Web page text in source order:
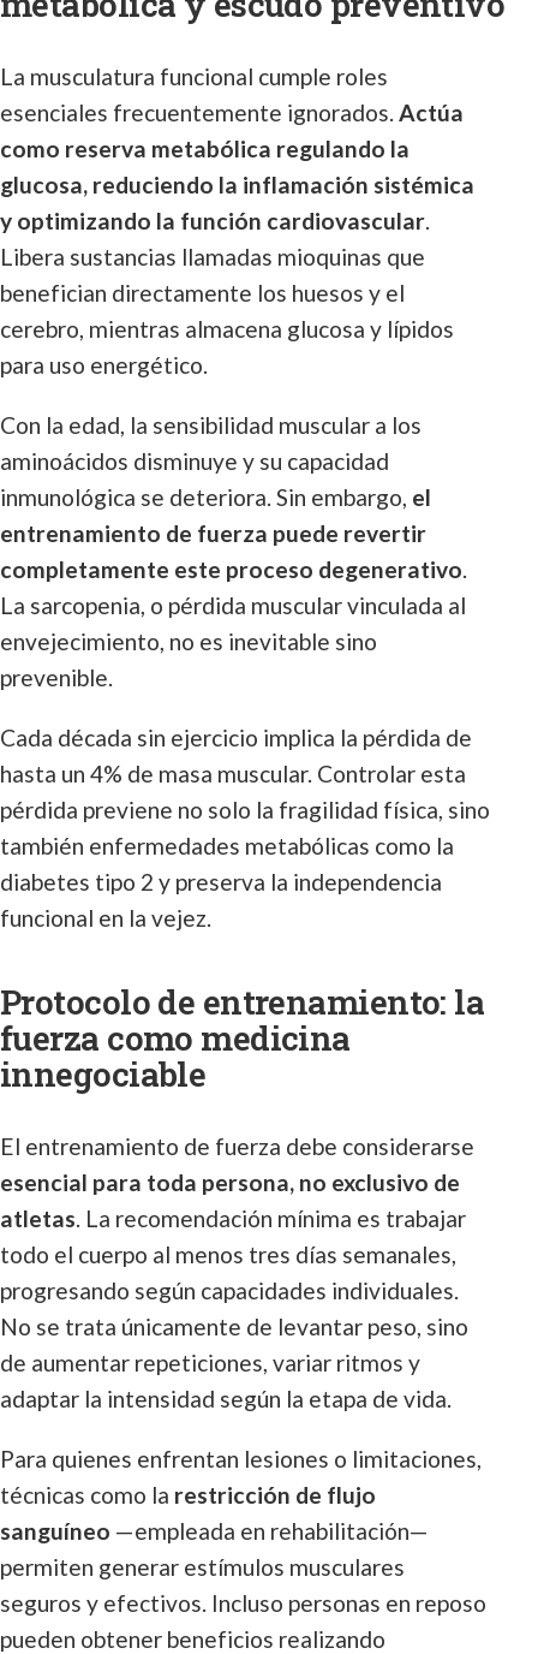
La musculatura funcional cumple roles
esenciales frecuentemente ignorados. Actúa
como reserva metabólica regulando la
glucosa, reduciendo la inflamación sistémica
y optimizando la función cardiovascular.
Libera sustancias llamadas mioquinas que
benefician directamente los huesos y el
cerebro, mientras almacena glucosa y lípidos
para uso energético.
Con la edad, la sensibilidad muscular a los
aminoácidos disminuye y su capacidad
inmunológica se deteriora. Sin embargo, el
entrenamiento de fuerza puede revertir
completamente este proceso degenerativo.
La sarcopenia, o pérdida muscular vinculada al
envejecimiento, no es inevitable sino
prevenible.
Cada década sin ejercicio implica la pérdida de
hasta un 4% de masa muscular. Controlar esta
pérdida previene no solo la fragilidad física, sino
también enfermedades metabólicas como la
diabetes tipo 2 y preserva la independencia
funcional en la vejez.
Protocolo de entrenamiento: la
fuerza como medicina
innegociable
El entrenamiento de fuerza debe considerarse
esencial para toda persona, no exclusivo de
atletas. La recomendación mínima es trabajar
todo el cuerpo al menos tres días semanales,
progresando según capacidades individuales.
No se trata únicamente de levantar peso, sino
de aumentar repeticiones, variar ritmos y
adaptar la intensidad según la etapa de vida.
Para quienes enfrentan lesiones o limitaciones,
técnicas como la restricción de flujo
sanguíneo —empleada en rehabilitación—
permiten generar estímulos musculares
seguros y efectivos. Incluso personas en reposo
pueden obtener beneficios realizando